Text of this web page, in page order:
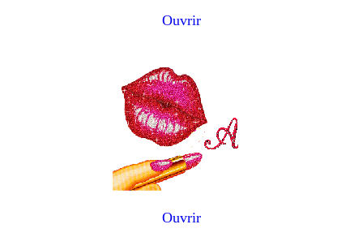
Ouvrir
Ouvrir